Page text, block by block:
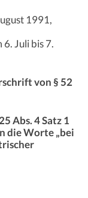
1991,
Juli bis 7.
von § 52
Abs. 4 Satz 1
die Worte „bei